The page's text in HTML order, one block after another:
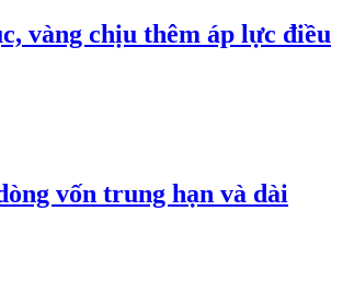
vàng chịu thêm áp lực điều
vốn trung hạn và dài